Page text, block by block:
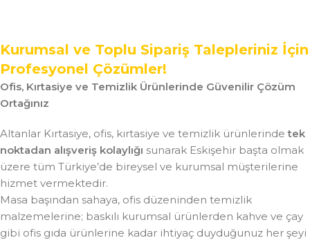
Kurumsal ve Toplu Sipariş Talepleriniz İçin
Profesyonel Çözümler!
Ofis, Kırtasiye ve Temizlik Ürünlerinde Güvenilir Çözüm
Ortağınız
Altanlar Kırtasiye, ofis, kırtasiye ve temizlik ürünlerindetek
noktadan alışveriş kolaylığı sunarak Eskişehir başta olmak
üzere tüm Türkiye’de bireysel ve kurumsal müşterilerine
hizmet vermektedir.
Masa başından sahaya, ofis düzeninden temizlik
malzemelerine; baskılı kurumsal ürünlerden kahve ve çay
gibi ofis gıda ürünlerine kadar ihtiyaç duyduğunuz her şeyi